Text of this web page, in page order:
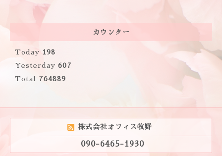
カウンター
Today 198
Yesterday 607
Total 764889
株式会社オフィス牧野
090-6465-1930